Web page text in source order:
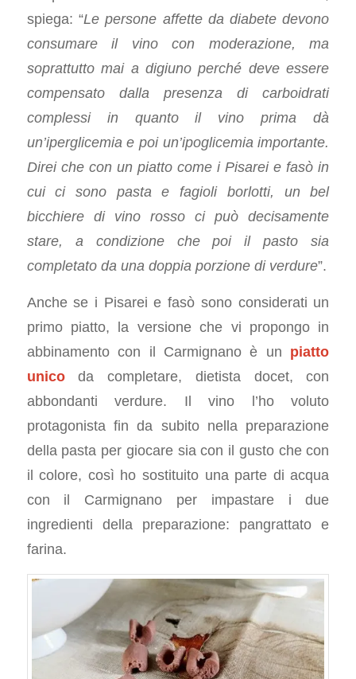
spiega: “Le persone affette da diabete devono
consumare il vino con moderazione, ma
soprattutto mai a digiuno perché deve essere
compensato dalla presenza di carboidrati
complessi in quanto il vino prima dà
un’iperglicemia e poi un’ipoglicemia importante.
Direi che con un piatto come i Pisarei e fasò in
cui ci sono pasta e fagioli borlotti, un bel
bicchiere di vino rosso ci può decisamente
stare, a condizione che poi il pasto sia
completato da una doppia porzione di verdure”.
Anche se i Pisarei e fasò sono considerati un
primo piatto, la versione che vi propongo in
abbinamento con il Carmignano è un piatto
unicoda completare, dietista docet, con
abbondanti verdure. Il vino l’ho voluto
protagonista fin da subito nella preparazione
della pasta per giocare sia con il gusto che con
il colore, così ho sostituito una parte di acqua
con il Carmignano per impastare i due
ingredienti della preparazione: pangrattato e
farina.